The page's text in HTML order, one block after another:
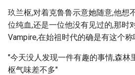
玖兰枢,对着克鲁鲁示意她随意,他想
位纯血,还是一位他没有见过的,那时
Vampire,在始祖时代的确是有这个称
"今天没人发现一件有趣的事情,森林
枢气味差不多"